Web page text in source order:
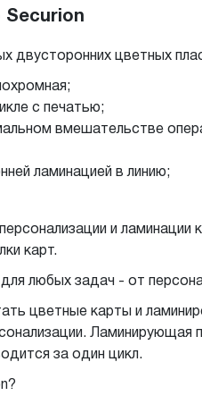
Securion
двусторонних цветных
с печатью;
вмешательстве
ламинацией в линию;
и
карт.
любых задач - от
цветные карты и
за один цикл.